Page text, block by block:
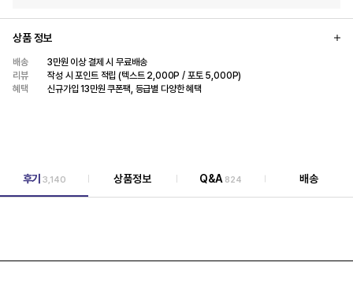
상품 정보
배송
3만원 이상 결제 시 무료배송
리뷰
작성 시 포인트 적립 (텍스트 2,000P / 포토 5,000P)
혜택
신규가입 13만원 쿠폰팩, 등급별 다양한 혜택
후기 3,140 상품정보 Q&A 824 배송